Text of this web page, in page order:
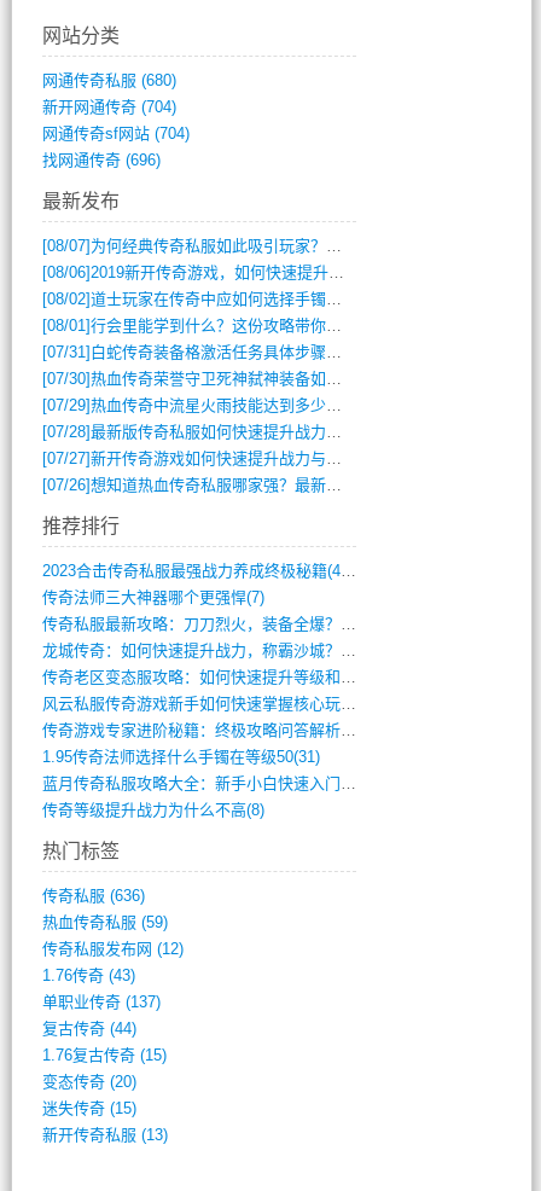
网站分类
网通传奇私服 (680)
新开网通传奇(704)
网通传奇sf网站(704)
找网通传奇(696)
最新发布
[08/07] 为何经典传奇私服如此吸引玩家？深度攻略解析
[08/06]2019新开传奇游戏，如何快速提升角色等级？
[08/02]道士玩家在传奇中应如何选择手镯装备？
[08/01]行会里能学到什么？这份攻略带你全掌握
[07/31] 白蛇传奇装备格激活任务具体步骤是什么？如何完成？
[07/30]热血传奇荣誉守卫死神弑神装备如何获取与佩戴攻略？
[07/29]热血传奇中流星火雨技能达到多少级可以开始练装备？
[07/28]最新版传奇私服如何快速提升战力与获取稀有装备？
[07/27]新开传奇游戏如何快速提升战力与获取稀有装备？
[07/26]想知道热血传奇私服哪家强？最新排行榜攻略全解析
推荐排行
2023合击传奇私服最强战力养成终极秘籍(428)
传奇法师三大神器哪个更强悍(7)
传奇私服最新攻略：刀刀烈火，装备全爆？攻(813)
龙城传奇：如何快速提升战力，称霸沙城？(802)
传奇老区变态服攻略：如何快速提升等级和战(379)
风云私服传奇游戏新手如何快速掌握核心玩法(616)
传奇游戏专家进阶秘籍：终极攻略问答解析(848)
1.95传奇法师选择什么手镯在等级50(31)
蓝月传奇私服攻略大全：新手小白快速入门指(386)
传奇等级提升战力为什么不高(8)
热门标签
传奇私服 (636)
热血传奇私服 (59)
传奇私服发布网 (12)
1.76传奇(43)
单职业传奇(137)
复古传奇(44)
1.76复古传奇(15)
变态传奇(20)
迷失传奇(15)
新开传奇私服 (13)